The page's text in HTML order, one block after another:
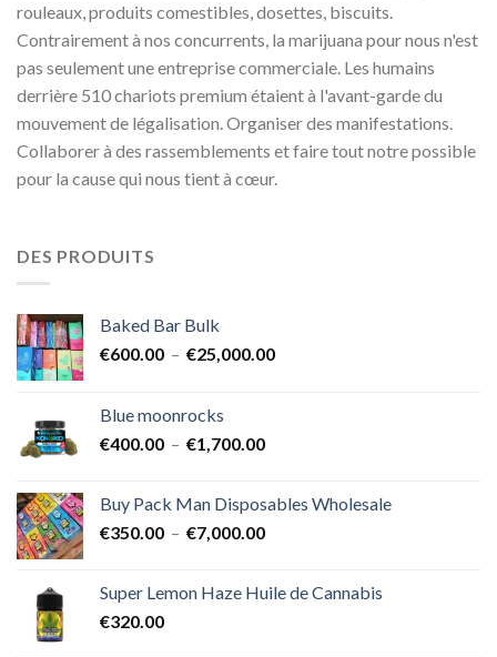
rouleaux, produits comestibles, dosettes, biscuits.
Contrairement à nos concurrents, la marijuana pour nous n'est
pas seulement une entreprise commerciale. Les humains
derrière 510 chariots premium étaient à l'avant-garde du
mouvement de légalisation. Organiser des manifestations.
Collaborer à des rassemblements et faire tout notre possible
pour la cause qui nous tient à cœur.
DES PRODUITS
Baked Bar Bulk
€600.00 – €25,000.00Plage
Blue moonrocks
€400.00 – €1,700.00Plage
€400.00
à
Buy Pack Man Disposables Wholesale
€350.00 – €7,000.00Plage
€350.00
Super Lemon Haze Huile de Cannabis
€320.00